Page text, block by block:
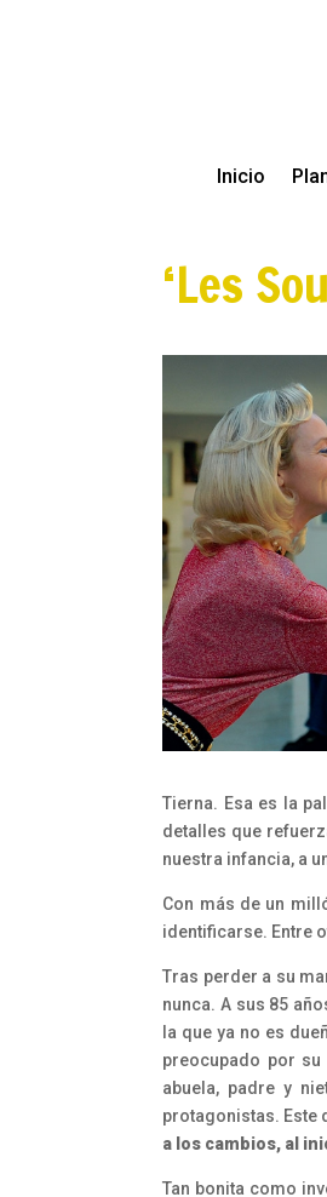
Inicio
‘Les
Tierna. Esa es la
detalles que
nuestra infancia, a
Con más de un
identificarse. Entre
Tras perder a su
nunca. A sus 85
la que ya no es
preocupado por su
abuela, padre y
protagonistas.
a los cambios, al
Tan bonita como